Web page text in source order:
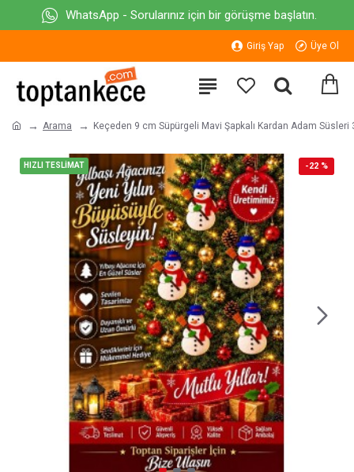
WhatsApp - Sorularınız için bir görüşme başlatın.
Giriş Yap Üye Ol
Arama Keçeden 9 cm Süpürgeli Mavi Şapkalı Kardan Adam Süsleri
HIZLI TESLİMAT -22 %